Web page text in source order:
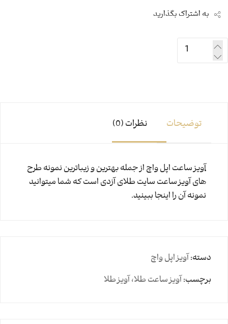
به اشتراک بگذارید
توضیحات نظرات (0)
آویز ساعت اپل واچ از جمله بهترین و زیباترین نمونه طرح
های آویز ساعت سایت طلای آزدی است که شما میتوانید
نمونه آن را اینجا ببینید.
دسته: آویز اپل واچ
برچسب: آویز ساعت طلا، آویز طلا